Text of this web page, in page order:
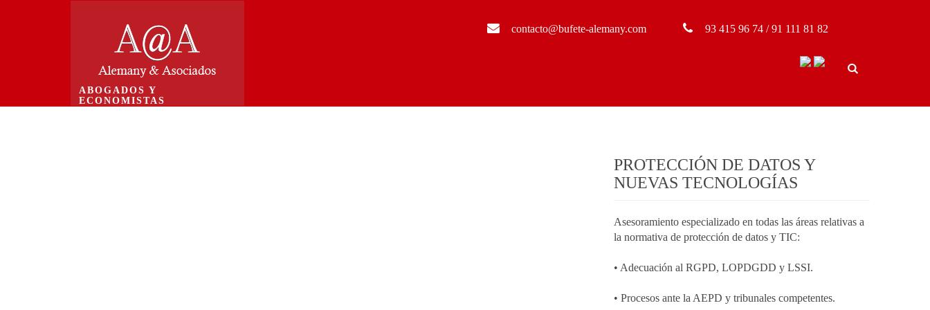
ABOGADOS Y
ECONOMISTAS
contacto@bufete-alemany.com 93 415 96 74 / 91 111 81 82
PROTECCIÓN DE DATOS Y
NUEVAS TECNOLOGÍAS
Asesoramiento especializado en todas las áreas relativas a
la normativa de protección de datos y TIC:
• Adecuación al RGPD, LOPDGDD y LSSI.
• Procesos ante la AEPD y tribunales competentes.